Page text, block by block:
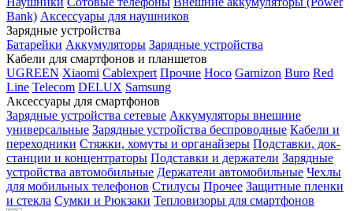
Bank) Аксессуары для наушников
Зарядные устройства
Батарейки Аккумуляторы Зарядные устройства
Кабели для смартфонов и планшетов
UGREEN Xiaomi Cablexpert Прочие Hoco Garnizon Buro Red
Line Telecom DELUX Samsung
Аксессуары для смартфонов
Зарядные устройства сетевые Аккумуляторы внешние
универсальные Зарядные устройства беспроводные Кабели и
переходники Стяжки, хомуты и органайзеры Подставки, док-
станции и концентраторы Подставки и держатели Зарядные
устройства автомобильные Держатели автомобильные Чехлы
для мобильных телефонов Стилусы Прочее Защитные пленки
и стекла Сумки и Рюкзаки Тепловизоры для смартфонов